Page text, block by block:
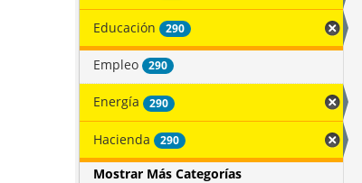
Educación 290
Empleo 290
Energía 290
Hacienda 290
Mostrar Más Categorías